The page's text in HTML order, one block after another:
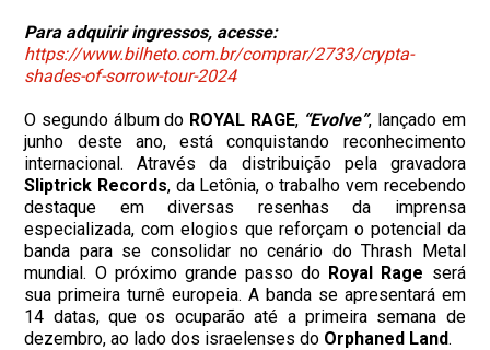
Para adquirir ingressos, acesse:
https://www.bilheto.com.br/comprar/2733/crypta-
shades-of-sorrow-tour-2024
O segundo álbum do ROYAL RAGE, “Evolve”, lançado em
junho deste ano, está conquistando reconhecimento
internacional. Através da distribuição pela gravadora
Sliptrick Records, da Letônia, o trabalho vem recebendo
destaque em diversas resenhas da imprensa
especializada, com elogios que reforçam o potencial da
banda para se consolidar no cenário do Thrash Metal
mundial. O próximo grande passo do Royal Rage será
sua primeira turnê europeia. A banda se apresentará em
14 datas, que os ocuparão até a primeira semana de
dezembro, ao lado dos israelenses do Orphaned Land.